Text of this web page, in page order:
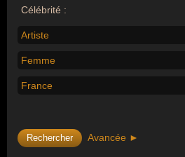
Célébrité :
Artiste
Femme
France
Avancée ►